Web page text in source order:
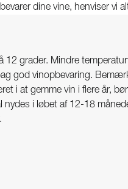
dine vine, henviser vi
12 grader. Mindre
god vinopbevaring.
i at gemme vin i flere år,
nydes i løbet af 12-18